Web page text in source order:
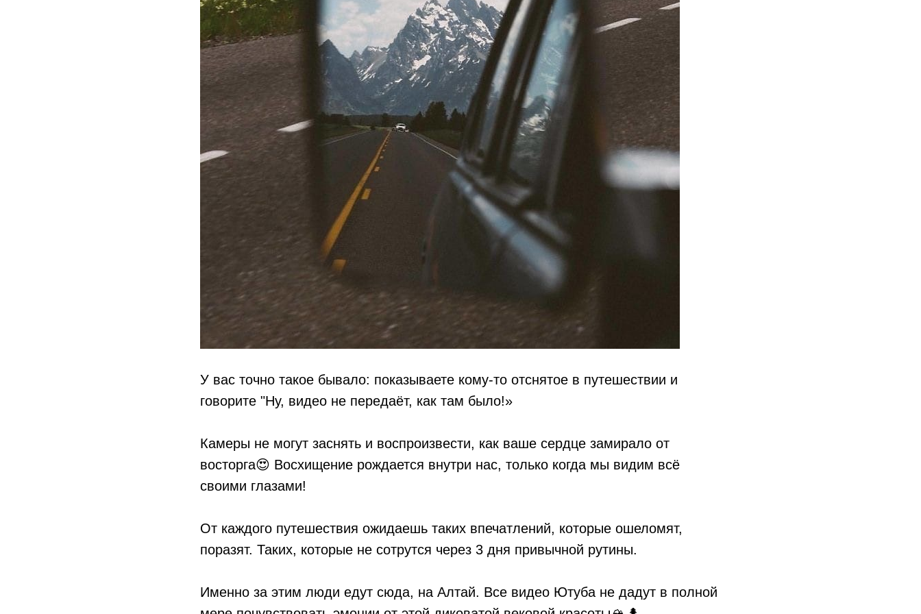
У вас точно такое бывало: показываете кому-то отснятое в путешествии и
говорите "Ну, видео не передаёт, как там было!»
Камеры не могут заснять и воспроизвести, как ваше сердце замирало от
восторга😍 Восхищение рождается внутри нас, только когда мы видим всё
своими глазами!
От каждого путешествия ожидаешь таких впечатлений, которые ошеломят,
поразят. Таких, которые не сотрутся через 3 дня привычной рутины.
Именно за этим люди едут сюда, на Алтай. Все видео Ютуба не дадут в полной